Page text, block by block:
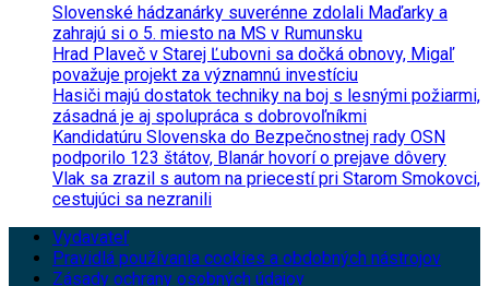
Slovenské hádzanárky suverénne zdolali Maďarky a
zahrajú si o 5. miesto na MS v Rumunsku
Hrad Plaveč v Starej Ľubovni sa dočká obnovy, Migaľ
považuje projekt za významnú investíciu
Hasiči majú dostatok techniky na boj s lesnými požiarmi,
zásadná je aj spolupráca s dobrovoľníkmi
Kandidatúru Slovenska do Bezpečnostnej rady OSN
podporilo 123 štátov, Blanár hovorí o prejave dôvery
Vlak sa zrazil s autom na priecestí pri Starom Smokovci,
cestujúci sa nezranili
Vydavateľ
Pravidlá používania cookies a obdobných nástrojov
Zásady ochrany osobných údajov